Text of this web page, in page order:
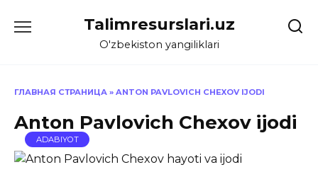
Talimresurslari.uz
O'zbekiston yangiliklari
ГЛАВНАЯ СТРАНИЦА » ANTON PAVLOVICH CHEXOV IJODI
Anton Pavlovich Chexov ijodi
ADABIYOT